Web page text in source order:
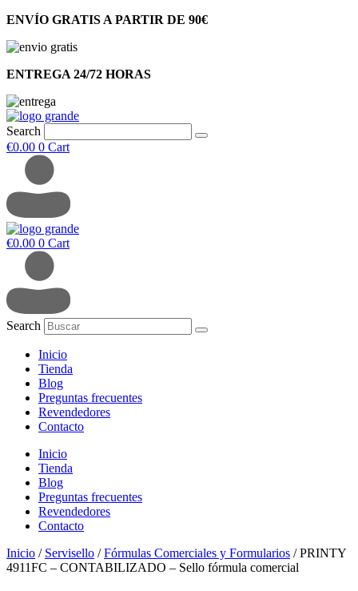
ENVÍO GRATIS A PARTIR DE 90€
ENTREGA 24/72 HORAS
Search
€0.00 0 Cart
€0.00 0 Cart
Search
Inicio
Tienda
Blog
Preguntas frecuentes
Revendedores
Contacto
Inicio
Tienda
Blog
Preguntas frecuentes
Revendedores
Contacto
Inicio / Servisello /Fórmulas Comerciales y Formularios / PRINTY
4911FC – CONTABILIZADO – Sello fórmula comercial